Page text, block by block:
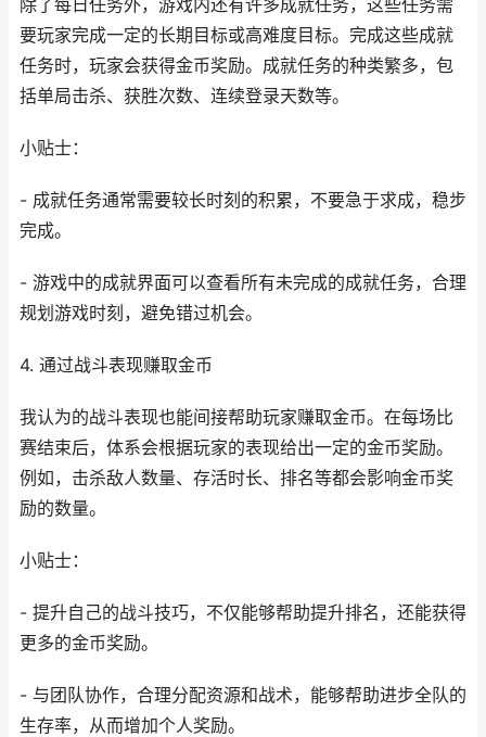
除了每日任务外，游戏内还有许多成就任务，这些任务需
要玩家完成一定的长期目标或高难度目标。完成这些成就
任务时，玩家会获得金币奖励。成就任务的种类繁多，包
括单局击杀、获胜次数、连续登录天数等。
小贴士：
- 成就任务通常需要较长时刻的积累，不要急于求成，稳步
完成。
- 游戏中的成就界面可以查看所有未完成的成就任务，合理
规划游戏时刻，避免错过机会。
4. 通过战斗表现赚取金币
我认为的战斗表现也能间接帮助玩家赚取金币。在每场比
赛结束后，体系会根据玩家的表现给出一定的金币奖励。
例如，击杀敌人数量、存活时长、排名等都会影响金币奖
励的数量。
小贴士：
- 提升自己的战斗技巧，不仅能够帮助提升排名，还能获得
更多的金币奖励。
- 与团队协作，合理分配资源和战术，能够帮助进步全队的
生存率，从而增加个人奖励。